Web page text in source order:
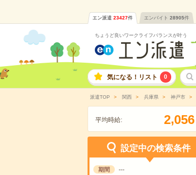
エン派遣 23427件 エンバイト 28905件
ちょうど良いワークライフバランスが叶う
気になる！リスト 0
派遣TOP 関西 兵庫県 神戸市
平均時給: 2,056
設定中の検索条件
期間 ---